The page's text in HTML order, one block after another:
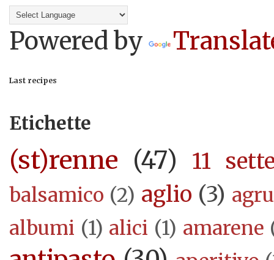
Powered by
Last recipes
Etichette
(st)renne (47) 11
balsamico (2) aglio (3)
albumi (1) alici (1) amarene